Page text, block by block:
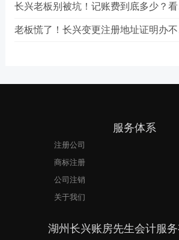
长兴
服务体系
注册公司
商标注册
公司注销
关于我们
湖州长兴账房先生会计服务